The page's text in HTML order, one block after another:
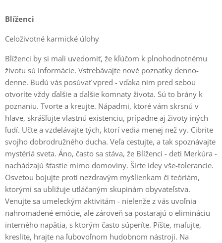
Blíženci
Celoživotné karmické úlohy
Blíženci by si mali uvedomiť, že kľúčom k plnohodnotnému
životu sú informácie. Vstrebávajte nové poznatky denno-
denne. Budú vás posúvať vpred - vďaka nim pred sebou
otvoríte vždy ďalšie a ďalšie komnaty života. Sú to brány k
poznaniu. Tvorte a kreujte. Nápadmi, ktoré vám skrsnú v
hlave, skrášľujte vlastnú existenciu, prípadne aj životy iných
ľudí. Učte a vzdelávajte tých, ktorí vedia menej než vy. Cibrite
svojho dobrodružného ducha. Veľa cestujte, a tak spoznávajte
mystériá sveta. Áno, často sa stáva, že Blíženci - deti Merkúra -
nachádzajú šťastie mimo domoviny. Šírte idey vše-tolerancie.
Osvetou bojujte proti nezdravým myšlienkam či teóriám,
ktorými sa ubližuje utláčaným skupinám obyvateľstva.
Venujte sa umeleckým aktivitám - nielenže z vás uvoľnia
nahromadené emócie, ale zároveň sa postarajú o elimináciu
interného napätia, s ktorým často súperíte. Píšte, maľujte,
kreslite, hrajte na ľubovoľnom hudobnom nástroji. Na